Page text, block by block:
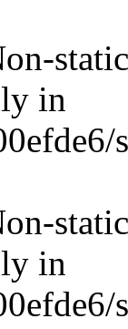
in
in